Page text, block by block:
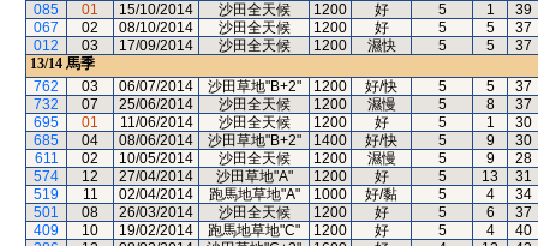
085
01 15/10/2014 沙田全天候 1200 好 5 1
39
067
02 08/10/2014 沙田全天候 1200 好 5 5
37
012
03 17/09/2014 沙田全天候 1200 濕快 5 5
37
13/14 馬季
762
03 06/07/2014 沙田草地"B+2" 1200 好/快 5 5
37
732
07 25/06/2014 沙田全天候 1200 濕慢 5 8
37
695
01 11/06/2014 沙田全天候 1200 好 5 1
30
685
04 08/06/2014 沙田草地"B+2" 1400 好/快 5 9
30
611
02 10/05/2014 沙田全天候 1200 濕慢 5 9
28
574
12 27/04/2014 沙田草地"A" 1200 好 5 13
31
519
11 02/04/2014 跑馬地草地"A" 1000 好/黏 5 4
34
501
08 26/03/2014 沙田全天候 1200 好 5 6
37
409
10 19/02/2014 跑馬地草地"C" 1200 好 5 4
40